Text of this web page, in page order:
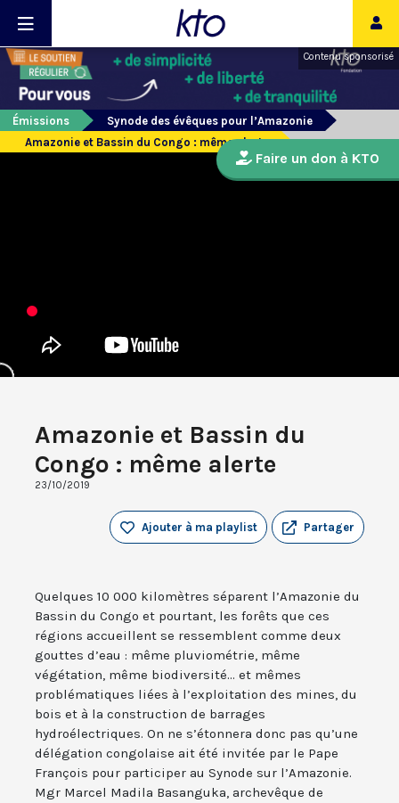
Contenu sponsorisé
Émissions
Synode des évêques pour l’Amazonie
Amazonie et Bassin du Congo : même alerte
Amazonie et Bassin du
Congo : même alerte
23/10/2019
Partager
Ajouter à ma playlist
Quelques 10 000 kilomètres séparent l’Amazonie du
Bassin du Congo et pourtant, les forêts que ces
régions accueillent se ressemblent comme deux
gouttes d’eau : même pluviométrie, même
végétation, même biodiversité... et mêmes
problématiques liées à l’exploitation des mines, du
bois et à la construction de barrages
hydroélectriques. On ne s’étonnera donc pas qu’une
délégation congolaise ait été invitée par le Pape
François pour participer au Synode sur l’Amazonie.
Mgr Marcel Madila Basanguka, archevêque de
Faire un don à KTO